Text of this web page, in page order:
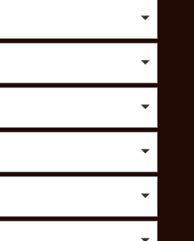
A travers une large sélection de
descente/freeride, fat, dirt. Afin
produits spécialisés vous
dans des gammes comme le
vélo couché ou bien même
BMX, des vélos pliants, des
Pour votre enfant
une diversité de vélos. Pour
pour votre pratique,
critères à sélectionner pour